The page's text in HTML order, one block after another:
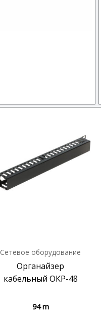
Сетевое оборудование
Органайзер
кабельный ОКР-48
94m